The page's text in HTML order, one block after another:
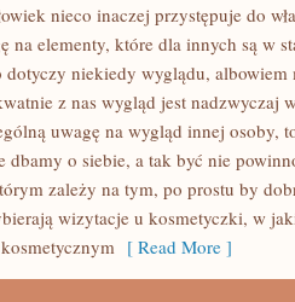
nieco inaczej przystępuje do
na elementy, które dla innych są w
dotyczy niekiedy wyglądu,
z nas wygląd jest nadzwyczaj
uwagę na wygląd innej osoby,
dbamy o siebie, a tak być nie
zależy na tym, po prostu by
wizytacje u kosmetyczki, w
[ Read More ]